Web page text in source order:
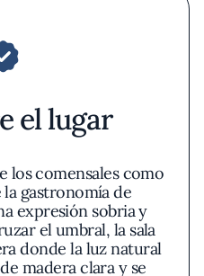
el lugar
los comensales como
gastronomía de
expresión sobria y
el umbral, la sala
donde la luz natural
madera clara y se